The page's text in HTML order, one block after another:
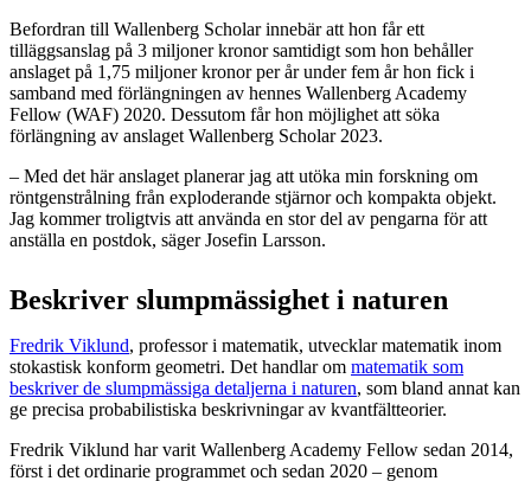
Befordran till Wallenberg Scholar innebär att hon får ett
tilläggsanslag på 3 miljoner kronor samtidigt som hon behåller
anslaget på 1,75 miljoner kronor per år under fem år hon fick i
samband med förlängningen av hennes Wallenberg Academy
Fellow (WAF) 2020. Dessutom får hon möjlighet att söka
förlängning av anslaget Wallenberg Scholar 2023.
– Med det här anslaget planerar jag att utöka min forskning om
röntgenstrålning från exploderande stjärnor och kompakta objekt.
Jag kommer troligtvis att använda en stor del av pengarna för att
anställa en postdok, säger Josefin Larsson.
Beskriver slumpmässighet i naturen
Fredrik Viklund, professor i matematik, utvecklar matematik inom
stokastisk konform geometri. Det handlar om matematik som
beskriver de slumpmässiga detaljerna i naturen, som bland annat kan
ge precisa probabilistiska beskrivningar av kvantfältteorier.
Fredrik Viklund har varit Wallenberg Academy Fellow sedan 2014,
först i det ordinarie programmet och sedan 2020 – genom